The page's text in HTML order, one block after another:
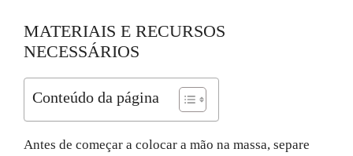
MATERIAIS E RECURSOS
NECESSÁRIOS
Conteúdo da página
Antes de começar a colocar a mão na massa, separe